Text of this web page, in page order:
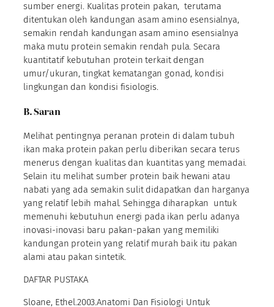
sumber energi. Kualitas protein pakan, terutama
ditentukan oleh kandungan asam amino esensialnya,
semakin rendah kandungan asam amino esensialnya
maka mutu protein semakin rendah pula. Secara
kuantitatif kebutuhan protein terkait dengan
umur/ukuran, tingkat kematangan gonad, kondisi
lingkungan dan kondisi fisiologis.
B. Saran
Melihat pentingnya peranan protein di dalam tubuh
ikan maka protein pakan perlu diberikan secara terus
menerus dengan kualitas dan kuantitas yang memadai.
Selain itu melihat sumber protein baik hewani atau
nabati yang ada semakin sulit didapatkan dan harganya
yang relatif lebih mahal. Sehingga diharapkan untuk
memenuhi kebutuhun energi pada ikan perlu adanya
inovasi-inovasi baru pakan-pakan yang memiliki
kandungan protein yang relatif murah baik itu pakan
alami atau pakan sintetik.
DAFTAR PUSTAKA
Sloane, Ethel.2003.Anatomi Dan Fisiologi Untuk